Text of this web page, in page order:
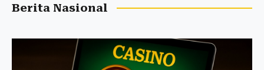
Berita Nasional